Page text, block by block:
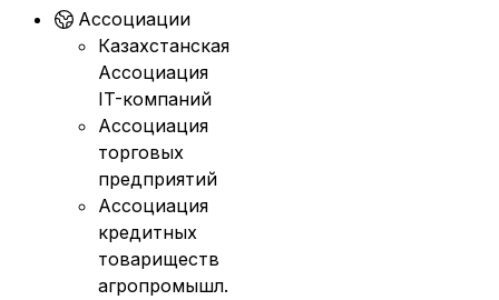
Ассоциации
Казахстанская
Ассоциация
IT-компаний
Ассоциация
торговых
предприятий
Ассоциация
кредитных
товариществ
агропромышл.